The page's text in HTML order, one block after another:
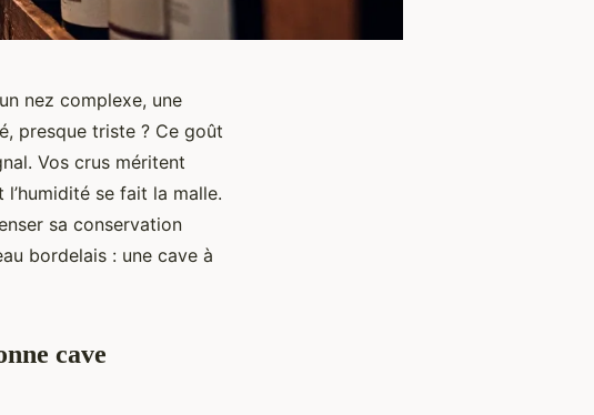
nez complexe, une
presque triste ? Ce goût
Vos crus méritent
se fait la malle.
sa conservation
bordelais : une cave à
cave